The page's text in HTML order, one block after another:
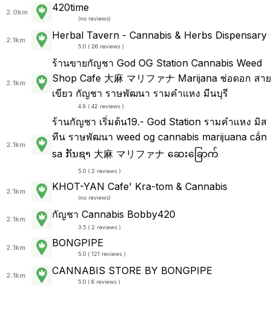
2.0km 420time
(no reviews)
2.1km Herbal Tavern - Cannabis & Herbs Dispensary
5.0 ( 26 reviews )
2.1km
ร้านขายกัญชา God ️OG Station Cannabis Weed
Shop Cafe 大麻 マリファナ Marijana ช่อดอก สาย
เขียว กัญชา ราษพัฒนา รามคำแหง มีนบุรี
4.8 ( 42 reviews )
2.1km
ร้านกัญชา เริ่มต้น19.- God Station รามคำแหง มิส
ทีน ราษพัฒนา weed og cannabis marijuana cần
sa ກັນຊາ 大麻 マリファナ ဆေးခြောက်
5.0 ( 2 reviews )
2.1km KHOT-YAN Cafe' Kra-tom & Cannabis
(no reviews)
2.1km กัญชา Cannabis Bobby420
3.5 ( 2 reviews )
2.1km BONGPIPE
5.0 ( 121 reviews )
2.1km CANNABIS STORE BY BONGPIPE
5.0 ( 6 reviews )